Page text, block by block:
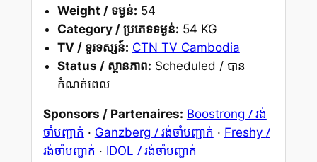
Weight / ទម្ងន់: 54
Category / ប្រភេទទម្ងន់: 54 KG
TV / ទូរទស្សន៍: CTN TV Cambodia
Status / ស្ថានភាព: Scheduled / បាន
កំណត់ពេល
Sponsors / Partenaires: Boostrong / រង់
ចាំបញ្ជាក់ · Ganzberg / រង់ចាំបញ្ជាក់ · Freshy /
រង់ចាំបញ្ជាក់ · IDOL / រង់ចាំបញ្ជាក់